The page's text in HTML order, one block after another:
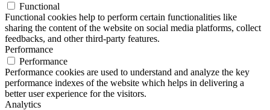
Functional
Functional cookies help to perform certain functionalities like
sharing the content of the website on social media platforms, collect
feedbacks, and other third-party features.
Performance
Performance
Performance cookies are used to understand and analyze the key
performance indexes of the website which helps in delivering a
better user experience for the visitors.
Analytics